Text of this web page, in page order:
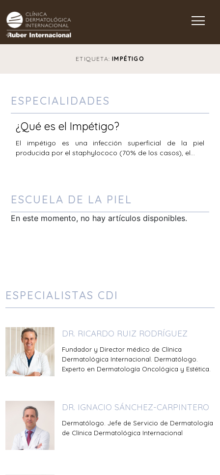
Main Navigation
ETIQUETA:IMPÉTIGO
ESPECIALIDADES
¿Qué es el Impétigo?
El impétigo es una infección superficial de la piel
producida por el staphylococo (70% de los casos), el…
ESCUELA DE LA PIEL
En este momento, no hay artículos disponibles.
ESPECIALISTAS CDI
DR. RICARDO RUIZ RODRÍGUEZ
Fundador y Director médico de Clínica
Dermatológica Internacional. Dermatólogo.
Experto en Dermatología Oncológica y Estética.
DR. IGNACIO SÁNCHEZ-CARPINTERO
Dermatólogo. Jefe de Servicio de Dermatología
de Clínica Dermatológica Internacional